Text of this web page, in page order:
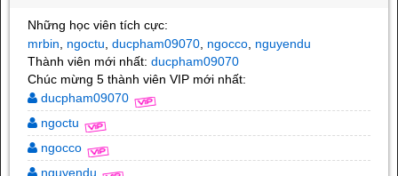
Những học viên tích cực:
mrbin ngoctu ducpham09070 ngocco nguyendu
Thành viên mới nhất: ducpham09070
Chúc mừng 5 thành viên VIP mới nhất:
ducpham09070
ngoctu
ngocco
nguyendu